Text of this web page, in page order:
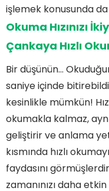
işlemek konusunda
Okuma Hızınızı
Çankaya Hızlı
Bir düşünün…
saniye içinde
kesinlikle mümkün!
okumakla kalmaz,
geliştirir ve anlama
kısmında hızlı
faydasını
zamanınızı daha